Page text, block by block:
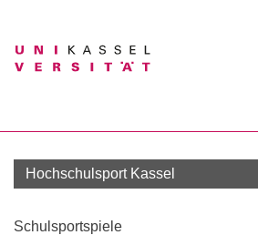
Suchbegriff
Suchen
Hochschulsport Kassel
Schulsportspiele